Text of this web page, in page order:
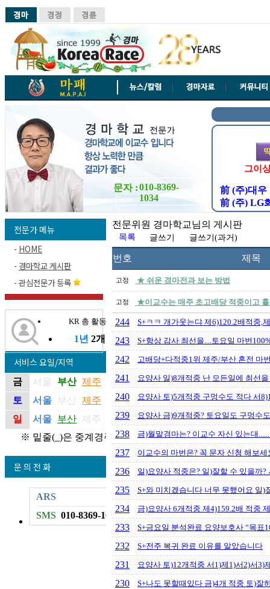
문자 :010-8369-
1034
전문가 메뉴
- HOME
- 경마학교 게시판
-관심전문가 등록
KR 총 활동기간
1년 2개월
서비스 요일/지역
금 서울 부산 제주
토
서울 부산
제주
일
서울 부산 제주
※ 밑줄(_)은 중계경주
문 의 전 화
ARS
SMS 010-8369-1034
전문위원 경마학교님의 게시판
목록 글쓰기 글쓰기(과거)
번호 제목
고정 ★ 쉬운 경마전과 보는 방법
고정 ★이교수는 매주 초고배당 적중이고
244 S+ㅋㅋ 개가웃는댜 제6)120.2배적중,
243 S+항상 감사 최선을....토요일 마번
242 고배당+다적중1위 제주/부산 혼전 마
241 요양사 일)8개적중 난 모든일에 최선
240 요양사 토)5개적중 구멍수도 적다 서
239 요양사 금)9개적중? 토요일도 구멍수
238 금)월말경마는? 이교수 자신 있는대
237 이교수의 마번은? 꼭 문자 신청 해보세
236 일)요양사 적중은? 일)잘할 수 있을까?
235 S+와 미치겠습니다 너무 못했어요 일)
234 금)요양사 6개적중 제4)159.2배 적중
233 S+금요일 분석완료 요양보호사 “목표
232 S+전주 복귀 완료 이유를 알았습니다
231 요양사 토)12개적중 서1)제1)서2)서3)
230 S+나도 못할때있다 금)4개 적중 토)잘